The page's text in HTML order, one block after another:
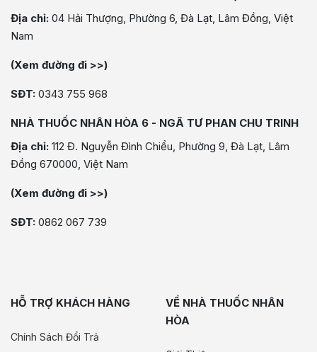
Địa chỉ: 04 Hải Thượng, Phường 6, Đà Lạt, Lâm Đồng, Việt
Nam
(Xem đường đi >>)
SĐT: 0343 755 968
NHÀ THUỐC NHÂN HÒA 6 - NGÃ TƯ PHAN CHU TRINH
Địa chỉ: 112 Đ. Nguyễn Đình Chiểu, Phường 9, Đà Lạt, Lâm
Đồng 670000, Việt Nam
(Xem đường đi >>)
SĐT: 0862 067 739
HỖ TRỢ KHÁCH HÀNG
Chính Sách Đổi Trả
VỀ NHÀ THUỐC NHÂN
HÒA